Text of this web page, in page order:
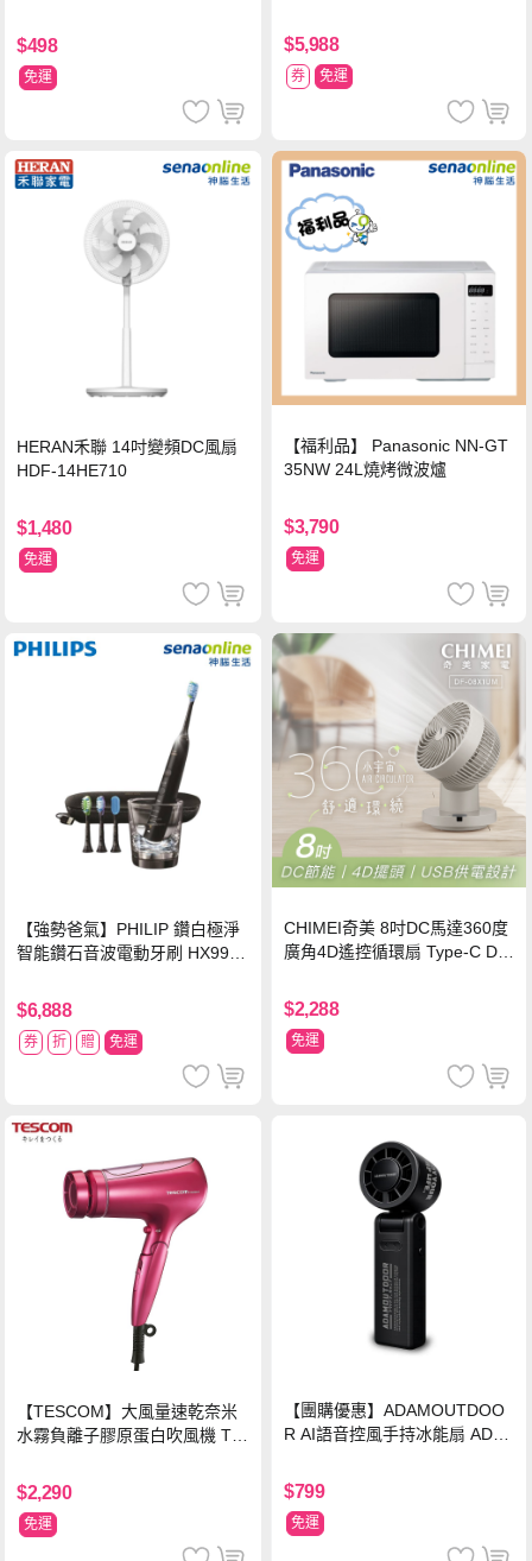
$498
免運
$5,988
券 免運
HERAN禾聯 14吋變頻DC風扇
HDF-14HE710
$1,480
免運
【福利品】 Panasonic NN-GT
35NW 24L燒烤微波爐
$3,790
免運
【強勢爸氣】PHILIP 鑽白極淨
智能鑽石音波電動牙刷 HX9924
$6,888
券 折 贈 免運
CHIMEI奇美 8吋DC馬達360度
廣角4D遙控循環扇 Type-C DF-
$2,288
免運
【TESCOM】大風量速乾奈米
水霧負離子膠原蛋白吹風機 TC
W
$2,290
免運
【團購優惠】ADAMOUTDOO
R AI語音控風手持冰能扇 ADF
$799
免運